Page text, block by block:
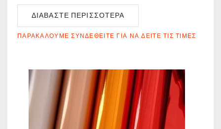
ΔΙΑΒΆΣΤΕ ΠΕΡΙΣΣΌΤΕΡΑ
ΠΑΡΑΚΑΛΟΎΜΕ ΣΥΝΔΕΘΕΊΤΕ ΓΙΑ ΝΑ ΔΕΊΤΕ ΤΙΣ ΤΙΜΈΣ